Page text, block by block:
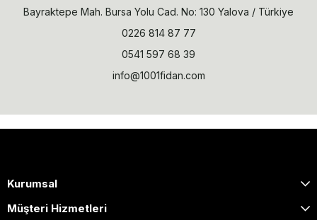
Bayraktepe Mah. Bursa Yolu Cad. No: 130 Yalova / Türkiye
0226 814 87 77
0541 597 68 39
info@1001fidan.com
Kurumsal
Müşteri Hizmetleri